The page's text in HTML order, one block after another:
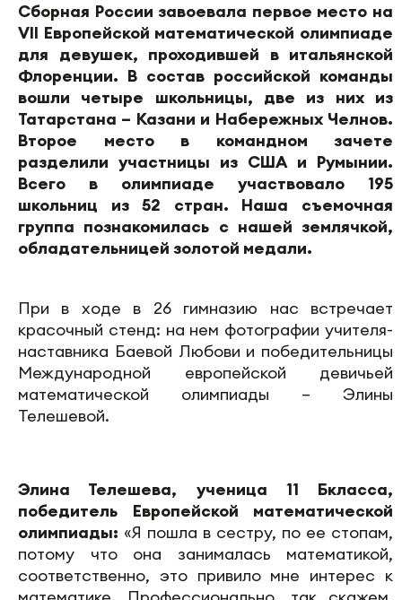
Сборная России завоевала первое место на
VII Европейской математической олимпиаде
для девушек, проходившей в итальянской
Флоренции. В состав российской команды
вошли четыре школьницы, две из них из
Татарстана – Казани и Набережных Челнов.
Второе место в командном зачете
разделили участницы из США и Румынии.
Всего в олимпиаде участвовало 195
школьниц из 52 стран. Наша съемочная
группа познакомилась с нашей землячкой,
обладательницей золотой медали.
При в ходе в 26 гимназию нас встречает
красочный стенд: на нем фотографии учителя-
наставника Баевой Любови и победительницы
Международной европейской девичьей
математической олимпиады – Элины
Телешевой.
Элина Телешева, ученица 11 Бкласса,
победитель Европейской математической
олимпиады: «Я пошла в сестру, по ее стопам,
потому что она занималась математикой,
соответственно, это привило мне интерес к